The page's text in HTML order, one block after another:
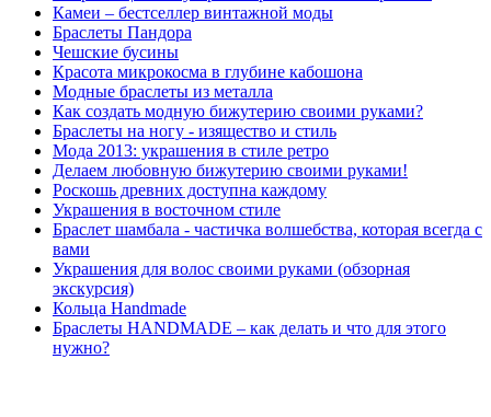
Камеи – бестселлер винтажной моды
Браслеты Пандора
Чешские бусины
Красота микрокосма в глубине кабошона
Модные браслеты из металла
Как создать модную бижутерию своими руками?
Браслеты на ногу - изящество и стиль
Мода 2013: украшения в стиле ретро
Делаем любовную бижутерию своими руками!
Роскошь древних доступна каждому
Украшения в восточном стиле
Браслет шамбала - частичка волшебства, которая всегда с
вами
Украшения для волос своими руками (обзорная
экскурсия)
Кольца Handmade
Браслеты HANDMADE – как делать и что для этого
нужно?